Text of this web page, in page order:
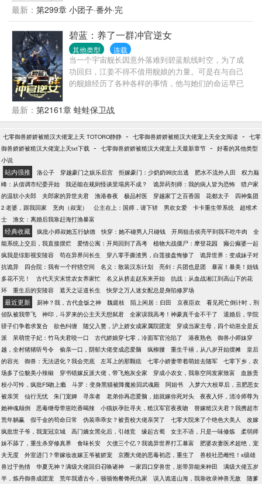
新一任光明圣女出现，人们狂热的奉她为神。当主神
权柄再现，人们才猛然发觉，圣女虽是人类，却比谁
都配得上主神王座。不止神明们，连魔王都心甘情愿
为她低下高贵的头颅。
非金手指女主，行千里路，读万卷书，身有风骨，却
不清高自傲。人情练达，知世俗而不世俗，多才多
艺。
最新： 第299章 小团子·番外·完
碧蓝：养了一群冲官逆女
其他类型 连载
当一个宇宙舰长因意外落难到碧蓝航线时空，为了成
功回归，江姜不得不借用舰娘的力量。可是在与自己
的舰娘经历了各种各样的事情，他与她们的命运早已
是江姜，在平行时空一个星空舰团就职，擅长敌后穿
插，常常被迫卷入计划外的事，在考核中，不幸被空
船，与塞壬的冲突不可避免。所以，听说你们塞壬喜
欢用科技碾压，巧了，我也是，尝尝降维打击吧！
最新： 第2161章 蛙蛙保卫战
七零御兽娇娇被糙汉大佬宠上天 TOTORO静静 - 七零御兽娇娇被糙汉大佬宠上天全文阅读 - 七零
御兽娇娇被糙汉大佬宠上天txt下载 - 七零御兽娇娇被糙汉大佬宠上天最新章节 - 好看的其他类型
小说
站内强推 洛公子 穿越豪门之娱乐后宫 拒嫁豪门：少奶奶99次出逃 肥水不流外人田
权力巅
峰：从借调市纪委开始
我还能在规则怪谈里塌房不成？ 诡异药剂师：我的病人皆为恐怖
猎户家
的温软小夫郎
夫郎家的异世夫君 渔港春夜 极品村医 穿越家丁之百香国 花都太子
四神集团
2·老婆，跟我回家
烹肉（叔宠） 公主在上：国师，请下轿 男欢女爱 卡卡重生带系统
超维术
士
渔女：离婚后我靠赶海打渔暴富
经典收藏 疯批小师叔她五行缺德 快穿：她不碰男人只碰钱 开局狙击侯亮平到我不吃牛肉
全
能系统上交后，我直接摆烂
爱情公寓：开局回到了高考 植物大战僵尸：摩登花园
癫公癫婆一起
疯我是综影视安陵容
苟在异界问长生 穿八零手撕渣男，白莲接盘悔惨了
诡异世界：变成妹子对
抗诡异
四合院：我有一个狩猎空间 名义：散装汉东计划 亮剑：兵团也是团
暴富！暴美！姐钱
多花不完！
古代天灾末世农女养家忙 名义从挤走赵东来开始
抗战：从血战湘江到高山下的花
环
重生后的安陵容 遮天之证道长生 快穿之万人迷女配总是身陷修罗场
最近更新 厨神？我，古代盒饭之神 魏庭枝 陌上闲居：归田 京夜臣欢
看见死亡倒计时，刑
侦队被我带飞
神印，斗罗来的公主天天想弑君 全家误我高考！神豪真千金不干了
退婚后，学院
骄子们争着求复合
欲色纠缠 随父入赘，沪上娇女成家属院团宠
穿成当家主母，四个幼崽全是反
派
呆萌世子妃：竹马夫君咬一口 古代娇娘穿七零，冷面军官沦陷了 港夜熟色
御兽小师妹穿
越，全村猪猪听号令
偷亲一口，阴郁大佬变成恋爱脑 疯柳腰 重生千禧，从八岁开始摆摊
皇后
的容光
御兽：无法进化？我会兜底 左耳上的那颗痣 七零小娇妻带着萌娃去随军
七零下乡，农
场多了位貌美小辣椒
穿书错嫁反派大佬，带飞炮灰全家 穿成小农女，我靠空间发家致富
血族贵
校小可怜，疯批F5吻上瘾
斗罗：变身黑猫被降魔捡回武魂殿 阿姐书
入梦六大校草后，丑肥恶女
被亲哭
仙行无忧 朱门宠婢 寻亲者 老弟你再恋爱脑，姐就嫁你死对头
夜夜入怀，清冷师尊为
她神魂颠倒
恶毒继母带崽吃香喝辣 小猫妖孕肚寻夫，糙汉军官夜夜吻
替嫁糙汉夫君？我携超市
荒年躺赢
假千金的苟命日常 伪装乖乖女？被贵校大佬亲哭了 七零大院来了个绝色大美人
改嫁
疯批世子爷，我宠冠京城
高门嫡女黑化后，引雄竞 缘起古蜀 女主不语，只是一味修炼
柔弱师
妹不舔了，重生杀穿修真界
食味长安 欠债三个亿？我诡异世界打工暴富
肥婆农妻医术超绝，宠
夫无度
外室进门？带嫁妆改嫁王爷被娇宠 京圈大佬的恶毒初恋，重生了
兽校社恐雌性！s级雄
兽过于热情
华夏无神？满级大佬回归召唤诸神 一家四口穿兽世，崽带异能来种田
满级大佬五岁
半，炼丹御兽成团宠
荒年我通古今，顿顿饱餐馋死仇家 误入诡道山海，我靠收录神兽无敌 随爹